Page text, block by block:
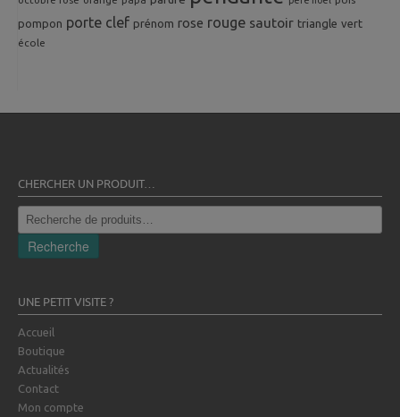
pompon porte clef prénom rose rouge sautoir triangle vert
école
CHERCHER UN PRODUIT…
Recherche
pour :
Recherche
UNE PETIT VISITE ?
Accueil
Boutique
Actualités
Contact
Mon compte